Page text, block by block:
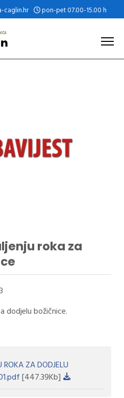
caglin.hr pon-pet 07.00-15.00 h
roka za
dodjelu božičnice.
ROKA ZA DODJELU
[447.39Kb]